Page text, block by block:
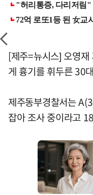
[제주=뉴시스] 오영
게 흉기를 휘두른 30
제주동부경찰서는
잡아 조사 중이라고